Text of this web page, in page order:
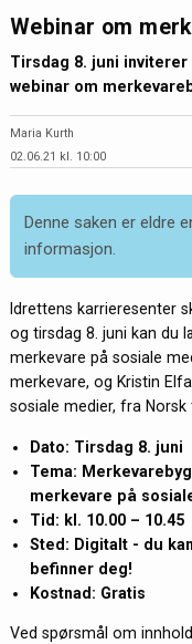
Webinar om
Tirsdag 8. juni
webinar om
Maria Kurth
02.06.21 kl. 10:00
Denne saken er eldre
informasjon.
Idrettens karrieresenter
og tirsdag 8. juni kan du
merkevare på sosiale
merkevare, og Kristin
sosiale medier, fra
Dato: Tirsdag 8. juni
Tema:
merkevare på
Tid: kl. 10.00 – 10.45
Sted: Digitalt - du
befinner deg!
Kostnad: Gratis
Ved spørsmål om